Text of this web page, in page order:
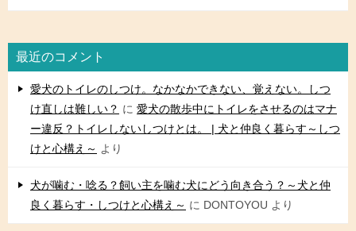
最近のコメント
愛犬のトイレのしつけ。なかなかできない、覚えない。しつ
け直しは難しい？ に 愛犬の散歩中にトイレをさせるのはマナ
ー違反？トイレしないしつけとは。 | 犬と仲良く暮らす～しつ
けと心構え～ より
犬が噛む・唸る？飼い主を噛む犬にどう向き合う？～犬と仲
良く暮らす・しつけと心構え～ に DONTOYOU より